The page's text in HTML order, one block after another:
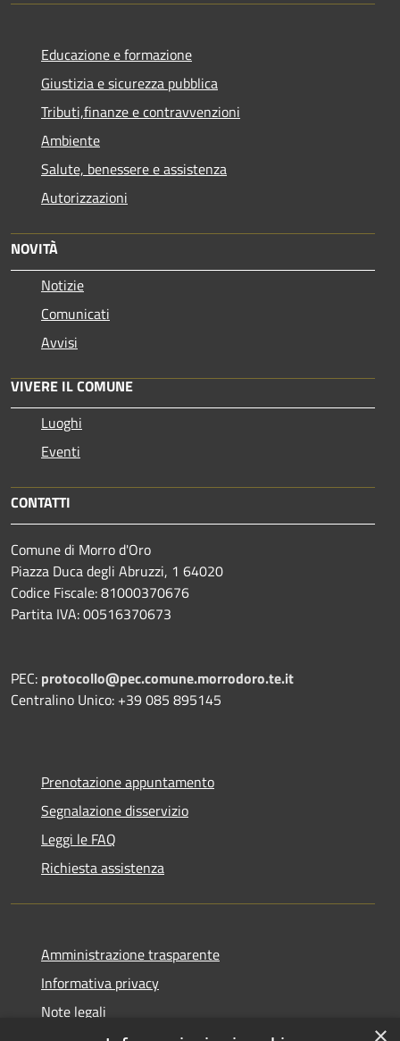
Educazione e formazione
Giustizia e sicurezza pubblica
Tributi,finanze e contravvenzioni
Ambiente
Salute, benessere e assistenza
Autorizzazioni
NOVITÀ
Notizie
Comunicati
Avvisi
VIVERE IL COMUNE
Luoghi
Eventi
CONTATTI
Comune di Morro d'Oro
Piazza Duca degli Abruzzi, 1 64020
Codice Fiscale: 81000370676
Partita IVA: 00516370673
PEC: protocollo@pec.comune.morrodoro.te.it
Centralino Unico: +39 085 895145
Prenotazione appuntamento
Segnalazione disservizio
Leggi le FAQ
Richiesta assistenza
Amministrazione trasparente
Informativa privacy
Note legali